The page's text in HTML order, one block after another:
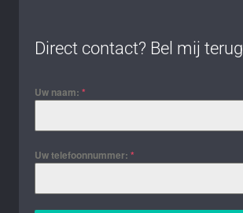
Direct contact? Bel mij terug
Uw naam: *
Uw telefoonnummer: *